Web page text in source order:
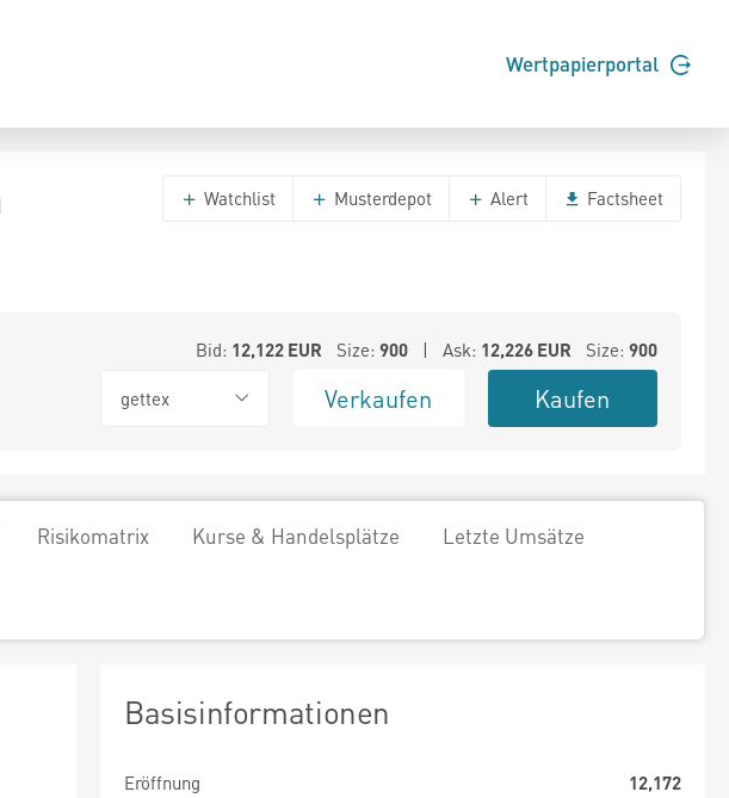
Wertpapierportal
Watchlist Musterdepot Alert Factsheet
Bid: 12,122EUR Size: 900| Ask: 12,226EUR Size: 900
gettex Verkaufen Kaufen
Risikomatrix Kurse & Handelsplätze Letzte Umsätze
Basisinformationen
Eröffnung
12,172